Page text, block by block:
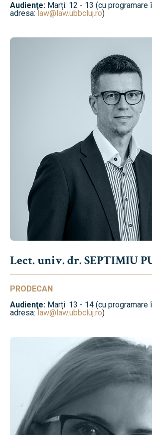
Audienţe: Marți: 12 - 13 (cu programare
adresa:law@law.ubbcluj.ro)
Lect. univ. dr. SEPTIMIU
PRODECAN
Audienţe: Marți: 13 - 14 (cu programare
adresa:law@law.ubbcluj.ro)